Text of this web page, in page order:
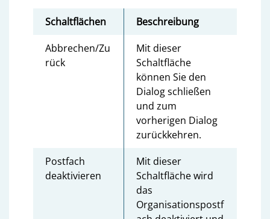
Schaltflächen
Beschreibung
Abbrechen/Zu
rück
Mit dieser
Schaltfläche
können Sie den
Dialog schließen
und zum
vorherigen Dialog
zurückkehren.
Postfach
deaktivieren
Mit dieser
Schaltfläche wird
das
Organisationspostf